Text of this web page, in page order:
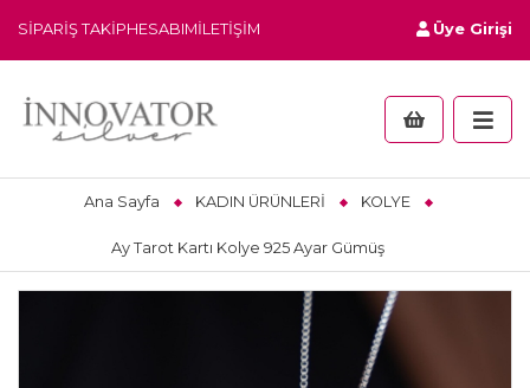
SIPARIŞ TAKIPHESABIMİLETIŞIM Üye Girişi
Ana Sayfa KADIN ÜRÜNLERİ KOLYE
Ay Tarot Kartı Kolye 925 Ayar Gümüş